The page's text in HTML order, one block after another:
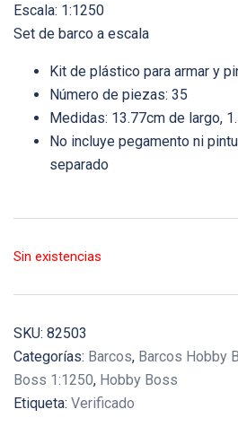
Escala: 1:1250
Set de barco a escala
Kit de plástico para armar y
Número de piezas: 35
Medidas: 13.77cm de largo,
No incluye pegamento ni
separado
Sin existencias
SKU: 82503
Categorías: Barcos, Barcos Hobby
Boss 1:1250, Hobby Boss
Etiqueta: Verificado